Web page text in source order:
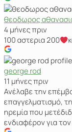
θεοδωρος
4 μήνες πριν
100 αστερια 200
george rod
11 μήνες πριν
Ανέλαβε την
επαγγελματισμό,
ηρεμία που
ενδιαφέρον για